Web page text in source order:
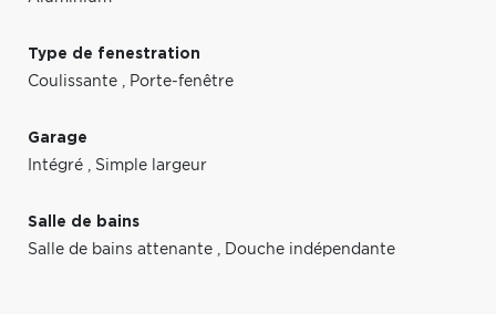
Type de fenestration
Coulissante , Porte-fenêtre
Garage
Intégré , Simple largeur
Salle de bains
Salle de bains attenante , Douche indépendante